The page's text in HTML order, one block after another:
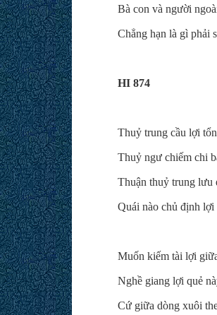
Bà con và người
Chẳng hạn là gì phải
HI 874
Thuỷ trung cầu lợi
Thuỷ ngư chiếm chi
Thuận thuỷ trung lưu
Quái nào chủ định lợi
Muốn kiếm tài lợi
Nghề giang lợi quẻ
Cứ giữa dòng xuôi